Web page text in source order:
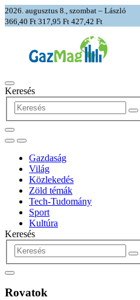
2026. augusztus 8., szombat – László
366,40 Ft 317,95 Ft 427,42 Ft
Keresés
Gazdaság
Világ
Közlekedés
Zöld témák
Tech-Tudomány
Sport
Kultúra
Keresés
Rovatok